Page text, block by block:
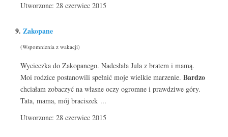
Utworzone: 28 czerwiec 2015
9. Zakopane
(Wspomnienia z wakacji)
Wycieczka do Zakopanego. Nadesłała Jula z bratem i mamą.
Moi rodzice postanowili spełnić moje wielkie marzenie. Bardzo
chciałam zobaczyć na własne oczy ogromne i prawdziwe góry.
Tata, mama, mój braciszek ...
Utworzone: 28 czerwiec 2015